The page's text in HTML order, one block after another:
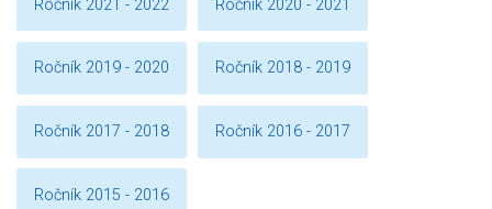
Ročník 2021 - 2022 Ročník 2020 - 2021
Ročník 2019 - 2020 Ročník 2018 - 2019
Ročník 2017 - 2018 Ročník 2016 - 2017
Ročník 2015 - 2016